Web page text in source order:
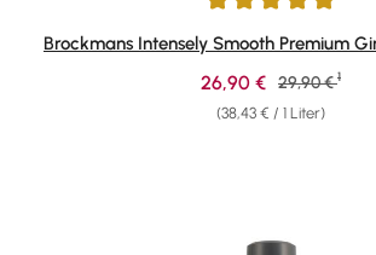
Durchschnittliche Bewertung von 4.91
Brockmans Intensely Smooth Premium
(38,43 € / 1 Liter)
26,90 € Regulärer
29,90 € 1